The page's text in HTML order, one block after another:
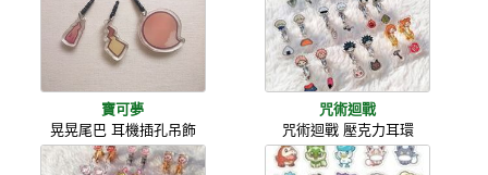
寶可夢
晃晃尾巴 耳機插孔吊飾
咒術迴戰
咒術迴戰 壓克力耳環